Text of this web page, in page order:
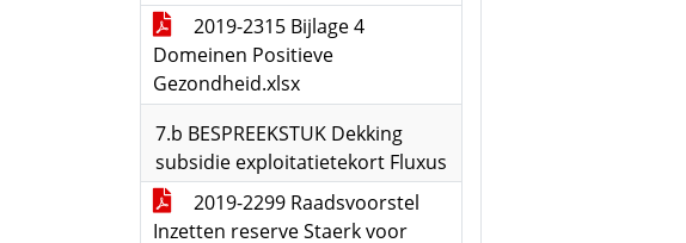
2019-2315 Bijlage 4
Domeinen Positieve
Gezondheid.xlsx
7.b BESPREEKSTUK Dekking
subsidie exploitatietekort Fluxus
2019-2299 Raadsvoorstel
Inzetten reserve Staerk voor